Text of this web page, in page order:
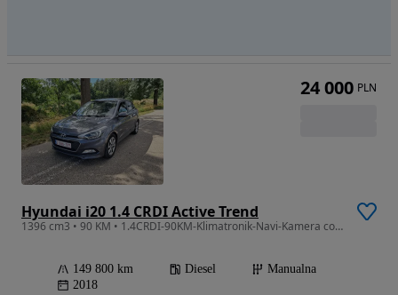
Hyundai i20 1.4 CRDI Active Trend
1396 cm3 • 90 KM • 1.4CRDI-90KM-Klimatronik-Navi-Kamera cofania
149 800 km Diesel
Manualna
2018
24 000 PLN